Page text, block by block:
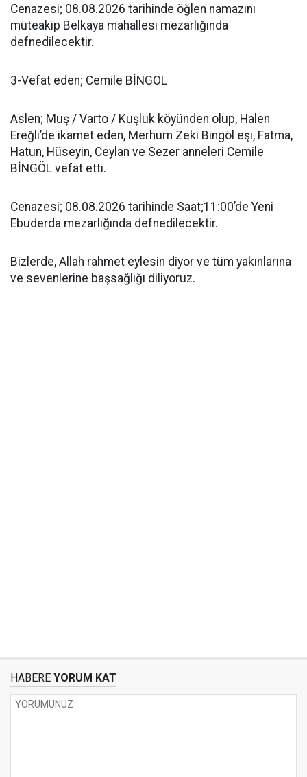
Cenazesi; 08.08.2026 tarihinde öğlen namazını
müteakip Belkaya mahallesi mezarlığında
defnedilecektir.
3-Vefat eden; Cemile BİNGÖL
Aslen; Muş / Varto / Kuşluk köyünden olup, Halen
Ereğli’de ikamet eden, Merhum Zeki Bingöl eşi, Fatma,
Hatun, Hüseyin, Ceylan ve Sezer anneleri Cemile
BİNGÖL vefat etti.
Cenazesi; 08.08.2026 tarihinde Saat;11:00’de Yeni
Ebuderda mezarlığında defnedilecektir.
Bizlerde, Allah rahmet eylesin diyor ve tüm yakınlarına
ve sevenlerine başsağlığı diliyoruz.
HABERE YORUM KAT